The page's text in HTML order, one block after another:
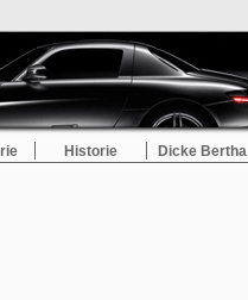
Historie Dicke Bertha